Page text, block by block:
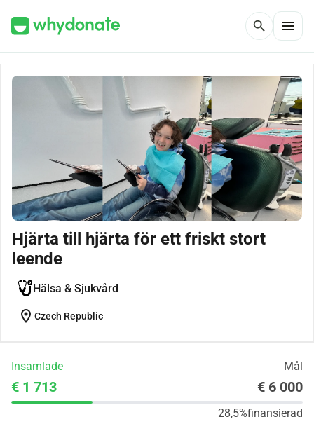
search menu
Hjärta till hjärta för ett friskt stort
leende
Hälsa & Sjukvård
location_on Czech Republic
Insamlade Mål
€ 1 713 € 6 000
28,5%finansierad